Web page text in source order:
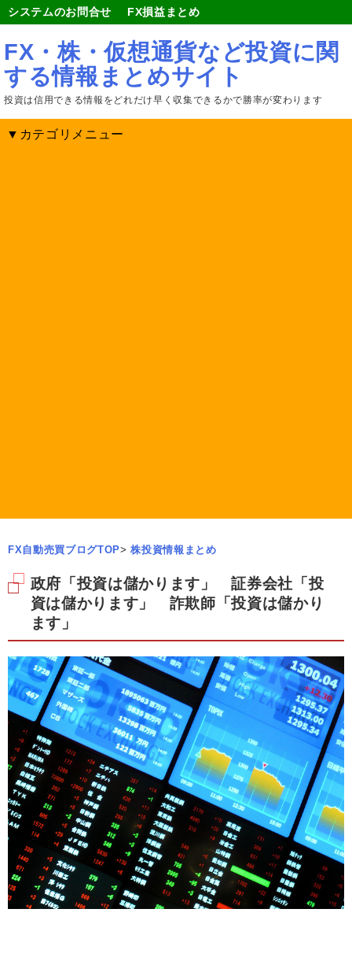
システムのお問合せ FX損益まとめ
FX・株・仮想通貨など投資に関
する情報まとめサイト
投資は信用できる情報をどれだけ早く収集できるかで勝率が変わります
▼カテゴリメニュー
FX自動売買ブログTOP> 株投資情報まとめ
政府「投資は儲かります」 証券会社「投
資は儲かります」 詐欺師「投資は儲かり
ます」